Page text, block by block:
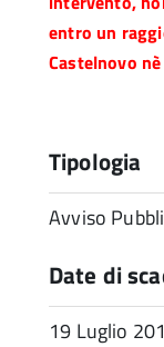
entro un
Castelnovo
Tipologia
Avviso
Date di
19 Luglio